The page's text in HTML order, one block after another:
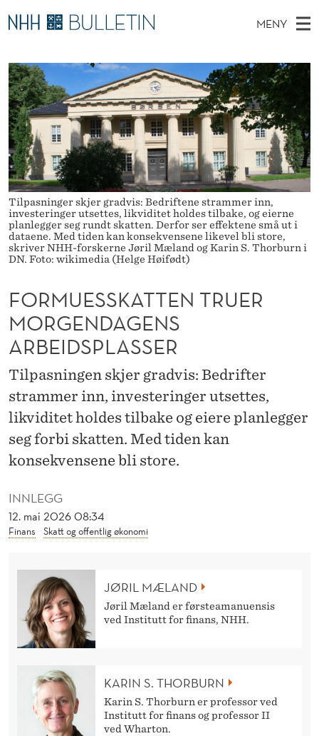
F
O
R
M
U
E
S
S
K
A
T
E
N
T
R
U
E
R
M
O
MENY
O
V
E
D
M
E
N
Y
Ø
K
I
N
E
T
T
S
T
E
D
E
T
Stipendiater og nye forskerprofiler
Disputaser
Ekspertutvalg
Om Bulletin
Tilpasninger skjer gradvis: Bedriftene strammer inn,
investeringer utsettes, likviditet holdes tilbake, og eierne
planlegger seg rundt skatten. Derfor ser effektene små ut i
dataene. Med tiden kan konsekvensene likevel bli store,
skriver NHH-forskerne Jøril Mæland og Karin S. Thorburn i
DN. Foto: wikimedia (Helge Høifødt)
INNLEGG
12. mai 2026 08:34
Finans Skatt og offentlig økonomi
FORMUESSKATTEN TRUER
MORGENDAGENS
ARBEIDSPLASSER
Tilpasningen skjer gradvis: Bedrifter
strammer inn, investeringer utsettes,
likviditet holdes tilbake og eiere planlegger
seg forbi skatten. Med tiden kan
konsekvensene bli store.
JØRIL MÆLAND
Jøril Mæland er førsteamanuensis
ved Institutt for finans, NHH.
KARIN S. THORBURN
Karin S. Thorburn er professor ved
Institutt for finans og professor II
ved Wharton.